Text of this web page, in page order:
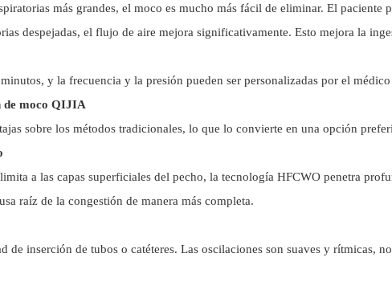
más grandes, el moco es mucho más fácil de eliminar. El
despejadas, el flujo de aire mejora significativamente. Esto mejora la
y la frecuencia y la presión pueden ser personalizadas por el
de moco QIJIA
sobre los métodos tradicionales, lo que lo convierte en una opción
a las capas superficiales del pecho, la tecnología HFCWO penetra
raíz de la congestión de manera más completa.
de inserción de tubos o catéteres. Las oscilaciones son suaves y rítmicas,